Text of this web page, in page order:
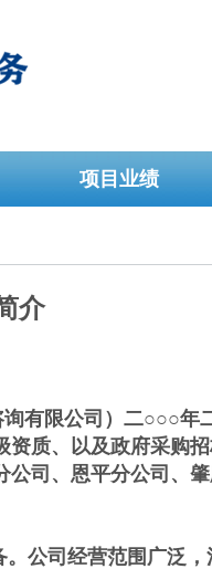
项目业绩
介
有限公司）二○○○年
质、以及政府采购
司、恩平分公司、
公司经营范围广泛